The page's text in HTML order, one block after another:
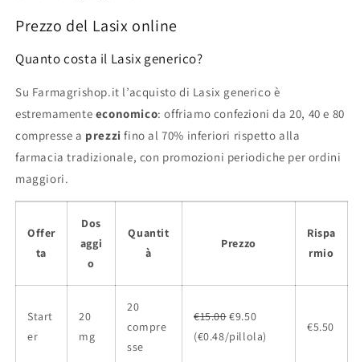
Prezzo del Lasix online
Quanto costa il Lasix generico?
Su Farmagrishop.it l’acquisto di Lasix generico è
estremamente economico: offriamo confezioni da 20, 40 e 80
compresse a prezzi fino al 70% inferiori rispetto alla
farmacia tradizionale, con promozioni periodiche per ordini
maggiori.
Offer
ta
Dos
aggi
o
Quantit
à
Prezzo
Rispa
rmio
Start
er
20
mg
20
compre
sse
€15.00€9.50
(€0.48/pillola)
€5.50